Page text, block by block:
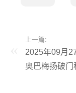
上一篇:
2025年09月
奥巴梅扬破门